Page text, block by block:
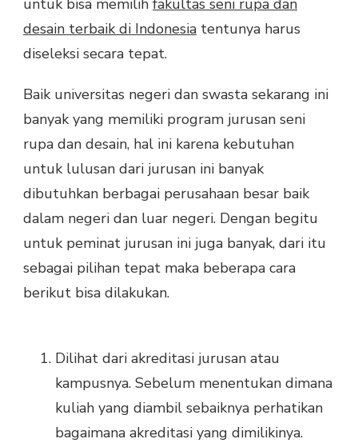
desain terbaik di Indonesia tentunya harus
diseleksi secara tepat.
Baik universitas negeri dan swasta sekarang ini
banyak yang memiliki program jurusan seni
rupa dan desain, hal ini karena kebutuhan
untuk lulusan dari jurusan ini banyak
dibutuhkan berbagai perusahaan besar baik
dalam negeri dan luar negeri. Dengan begitu
untuk peminat jurusan ini juga banyak, dari itu
sebagai pilihan tepat maka beberapa cara
berikut bisa dilakukan.
Dilihat dari akreditasi jurusan atau
kampusnya. Sebelum menentukan dimana
kuliah yang diambil sebaiknya perhatikan
bagaimana akreditasi yang dimilikinya.